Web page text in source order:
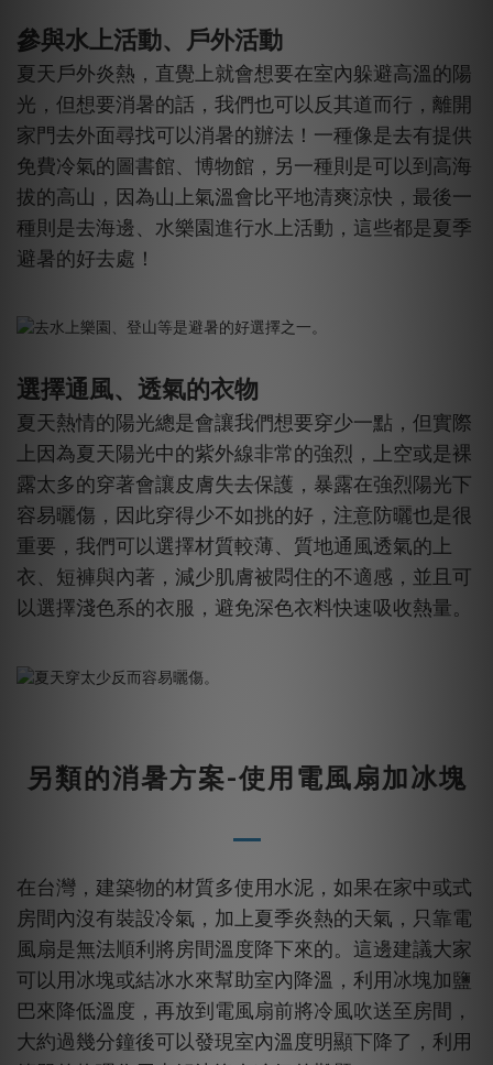
參與水上活動、戶外活動
夏天戶外炎熱，直覺上就會想要在室內躲避高溫的陽
光，但想要消暑的話，我們也可以反其道而行，離開
家門去外面尋找可以消暑的辦法！一種像是去有提供
免費冷氣的圖書館、博物館，另一種則是可以到高海
拔的高山，因為山上氣溫會比平地清爽涼快，最後一
種則是去海邊、水樂園進行水上活動，這些都是夏季
避暑的好去處！
選擇通風、透氣的衣物
夏天熱情的陽光總是會讓我們想要穿少一點，但實際
上因為夏天陽光中的紫外線非常的強烈，上空或是裸
露太多的穿著會讓皮膚失去保護，暴露在強烈陽光下
容易曬傷，因此穿得少不如挑的好，注意防曬也是很
重要，我們可以選擇材質較薄、質地通風透氣的上
衣、短褲與內著，減少肌膚被悶住的不適感，並且可
以選擇淺色系的衣服，避免深色衣料快速吸收熱量。
另類的消暑方案-使用電風扇加冰塊
在台灣，建築物的材質多使用水泥，如果在家中或式
房間內沒有裝設冷氣，加上夏季炎熱的天氣，只靠電
風扇是無法順利將房間溫度降下來的。這邊建議大家
可以用冰塊或結冰水來幫助室內降溫，利用冰塊加鹽
巴來降低溫度，再放到電風扇前將冷風吹送至房間，
大約過幾分鐘後可以發現室內溫度明顯下降了，利用